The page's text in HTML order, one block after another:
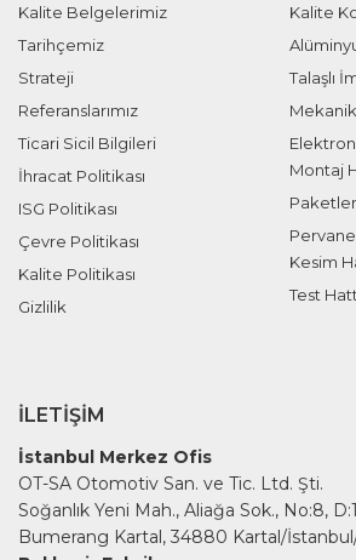
Kalite Belgelerimiz
Tarihçemiz
Strateji
Referanslarımız
Ticari Sicil Bilgileri
İhracat Politikası
ISG Politikası
Çevre Politikası
Kalite Politikası
Gizlilik
Kalite
Talaşlı
Montaj
Kesim
Test
İLETIŞIM
İstanbul Merkez Ofis
OT-SA Otomotiv San. ve Tic. Ltd. Şti.
Soğanlık Yeni Mah., Aliağa Sok., No:8,
Bumerang Kartal, 34880 Kartal/